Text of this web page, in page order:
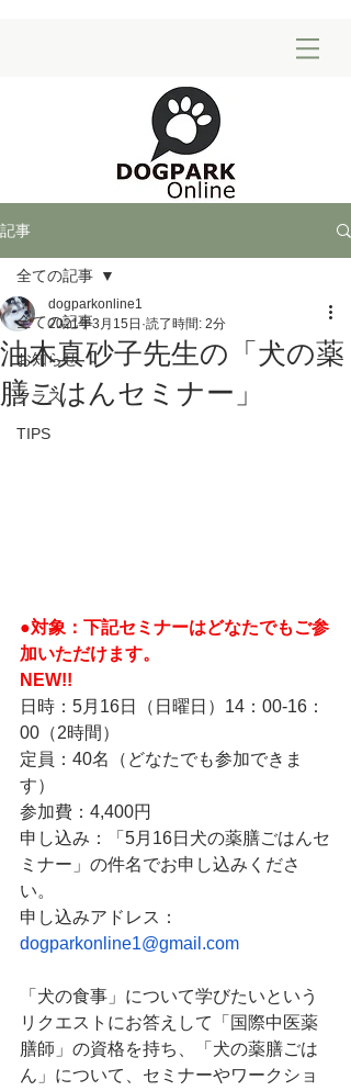
記事
全ての記事
お知らせ
クラス
TIPS
全ての記事
油木真砂子先生の「犬の薬
膳ごはんセミナー」
dogparkonline1
2021年3月15日 読了時間: 2分
●対象：下記セミナーはどなたでもご参
加いただけます。
NEW!!
日時：5月16日（日曜日）14：00-16：
00（2時間）
定員：40名（どなたでも参加できま
す）
参加費：4,400円
申し込み：「5月16日犬の薬膳ごはんセ
ミナー」の件名でお申し込みくださ
い。
申し込みアドレス：
dogparkonline1@gmail.com
「犬の食事」について学びたいという
リクエストにお答えして「国際中医薬
膳師」の資格を持ち、「犬の薬膳ごは
ん」について、セミナーやワークショ